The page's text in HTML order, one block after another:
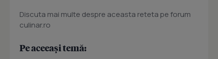
Discuta mai multe despre aceasta reteta pe forum
culinar.ro
Pe aceeași temă: